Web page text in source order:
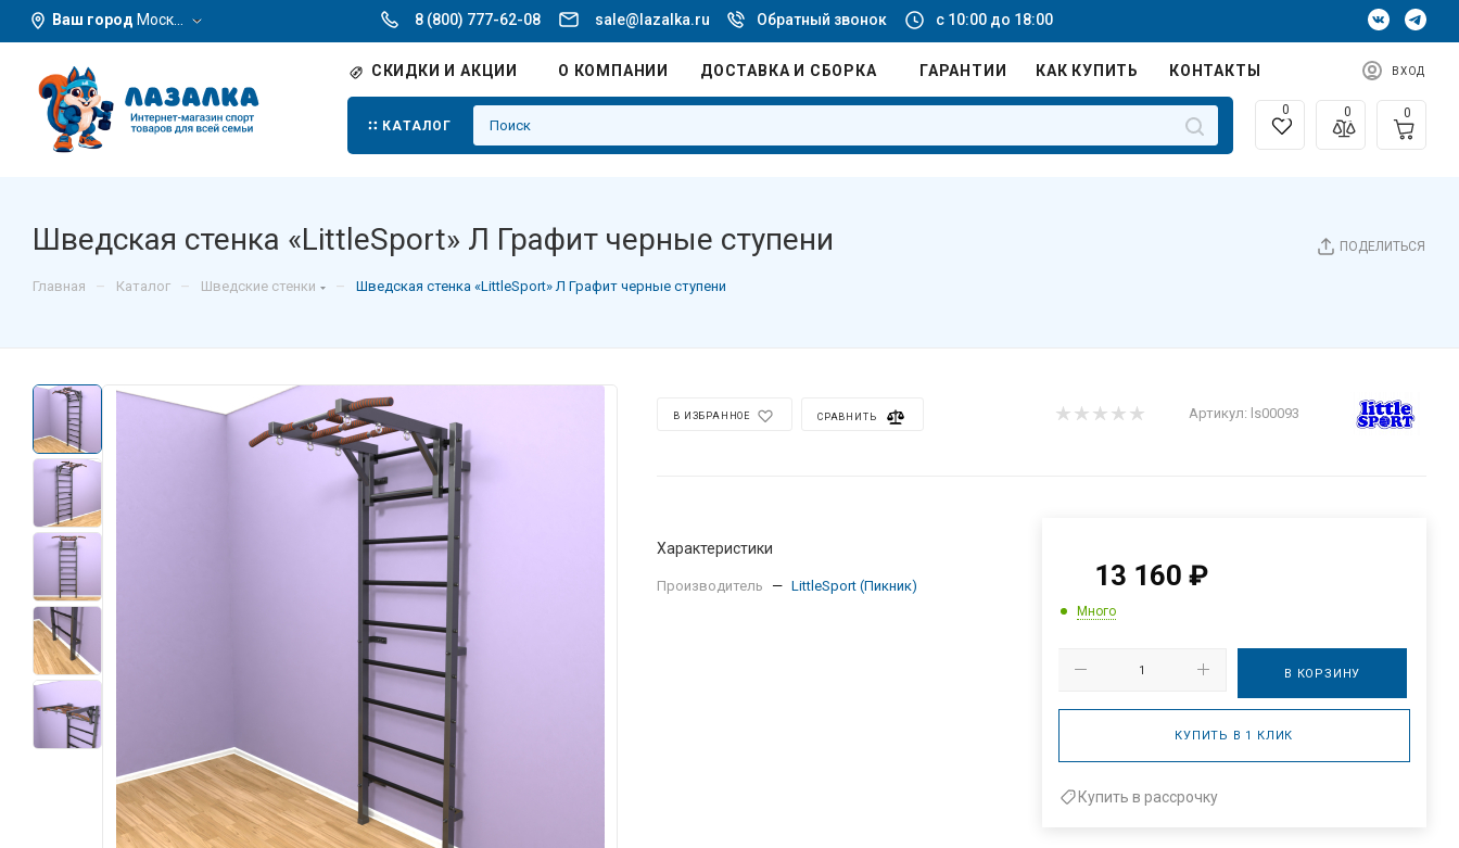
Ваш город Москва 8 (800) 777-62-08 sale@lazalka.ru Обратный звонок с 10:00 до 18:00
СКИДКИ И АКЦИИ О КОМПАНИИ ДОСТАВКА И СБОРКА ГАРАНТИИ КАК КУПИТЬ КОНТАКТЫ ВХОД
КАТАЛОГ
0 0 0
ПОДЕЛИТЬСЯ
Шведская стенка «LittleSport» Л Графит черные ступени
Главная – Каталог – Шведские стенки – Шведская стенка «LittleSport» Л Графит черные ступени
В ИЗБРАННОЕ СРАВНИТЬ Артикул: ls00093
Характеристики
Производитель — LittleSport (Пикник) 13 160 ₽
Много
В КОРЗИНУ
КУПИТЬ В 1 КЛИК
Купить в рассрочку